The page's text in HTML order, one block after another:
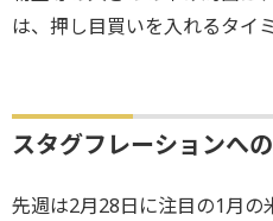
は、押し目買いを入れるタイ
スタグフレーションへ
先週は2月28日に注目の1月の